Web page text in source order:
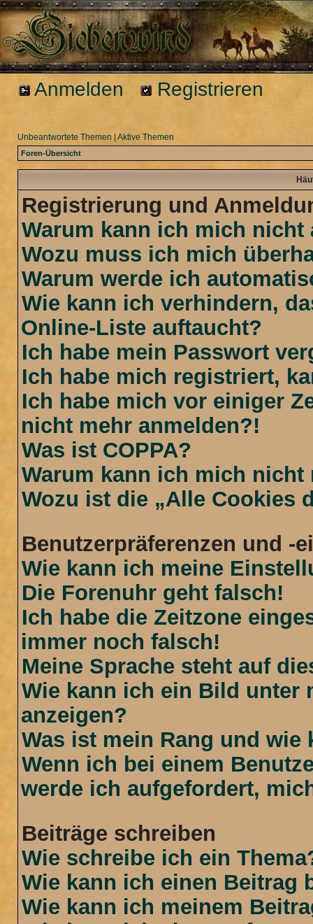
Anmelden Registrieren
Unbeantwortete Themen Aktive Themen
Foren-Übersicht
Registrierung und
Warum kann ich mich nicht
Wozu muss ich mich
Warum werde ich
Wie kann ich verhindern,
Online-Liste auftaucht?
Ich habe mein Passwort
Ich habe mich registriert,
Ich habe mich vor einiger
nicht mehr anmelden?!
Was ist COPPA?
Warum kann ich mich nicht
Wozu ist die „Alle Cookies
Benutzerpräferenzen und -
Wie kann ich meine
Die Forenuhr geht falsch!
Ich habe die Zeitzone
immer noch falsch!
Meine Sprache steht auf
Wie kann ich ein Bild unter
anzeigen?
Was ist mein Rang und
Wenn ich bei einem
werde ich aufgefordert,
Beiträge schreiben
Wie schreibe ich ein
Wie kann ich einen Beitrag
Wie kann ich meinem